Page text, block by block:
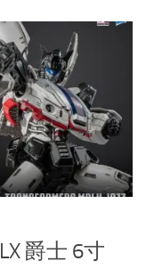
爵士 6寸